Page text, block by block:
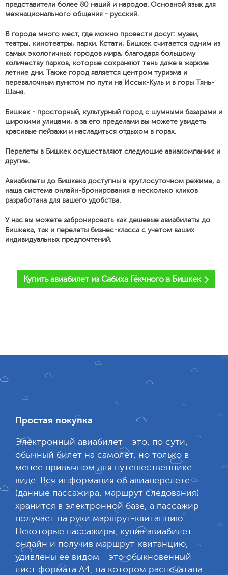
представители более 80 наций и народов. Основной язык для
межнационального общения - русский.
В городе много мест, где можно провести досуг: музеи,
театры, кинотеатры, парки. Кстати, Бишкек считается одним из
самых экологичных городов мира, благодаря большому
количеству парков, которые сохраняют тень даже в жаркие
летние дни. Также город является центром туризма и
перевалочным пунктом по пути на Иссык-Куль и в горы Тянь-
Шаня.
Бишкек - просторный, культурный город с шумными базарами и
широкими улицами, а за его пределами вы можете увидеть
красивые пейзажи и насладиться отдыхом в горах.
Перелеты в Бишкек осуществляют следующие авиакомпании: и
другие.
Авиабилеты до Бишкека доступны в круглосуточном режиме, а
наша система онлайн-бронирования в несколько кликов
разработана для вашего удобства.
У нас вы можете забронировать как дешевые авиабилеты до
Бишкека, так и перелеты бизнес-класса с учетом ваших
индивидуальных предпочтений.
'
Купить авиабилет из Сабиха Гёкчного в Бишкек
Простая покупка
Электронный авиабилет - это, по сути,
обычный билет на самолет, но только в
менее привычном для путешественнике
виде. Вся информация об авиаперелете
(данные пассажира, маршрут следования)
хранится в электронной базе, а пассажир
получает на руки маршрут-квитанцию.
Некоторые пассажиры, купив авиабилет
онлайн и получив маршрут-квитанцию,
удивлены ее видом - это обыкновенный
лист формата А4, на котором распечатана